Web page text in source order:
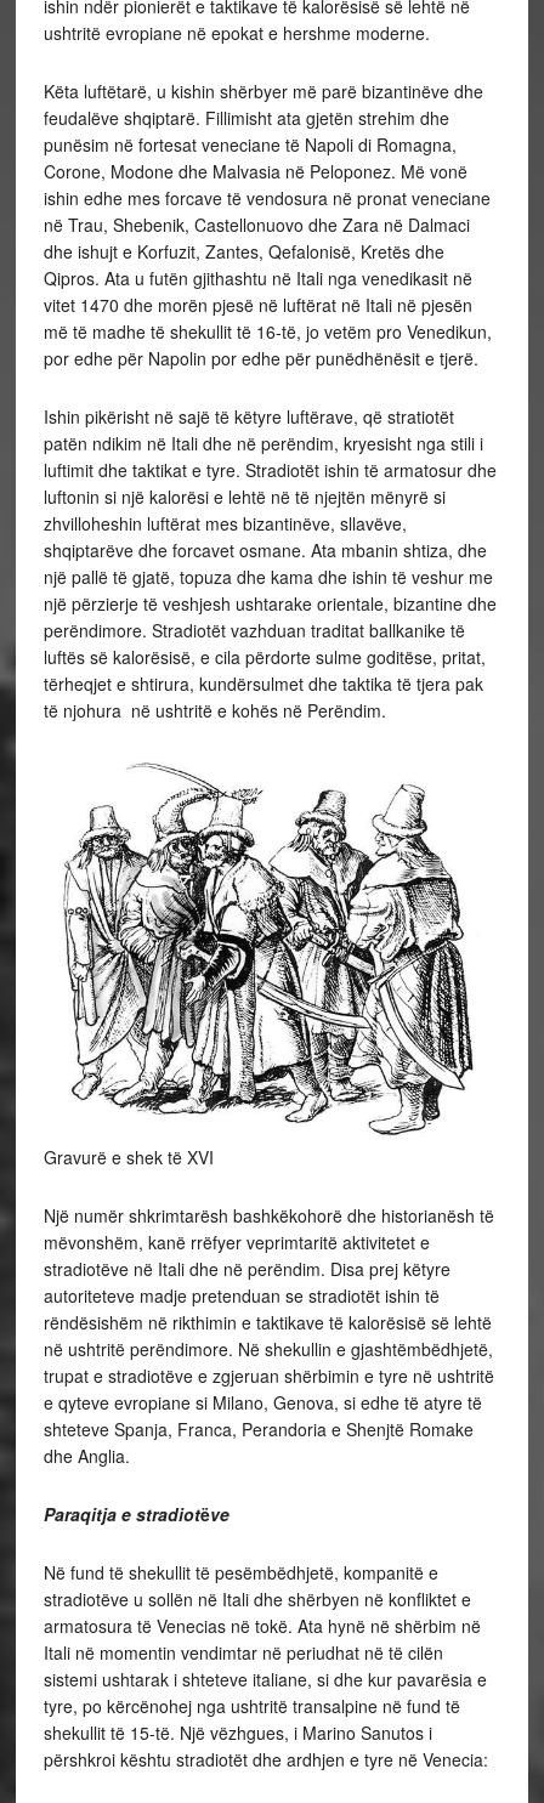
ishin ndër pionierët e taktikave të kalorësisë së lehtë në
ushtritë evropiane në epokat e hershme moderne.
Këta luftëtarë, u kishin shërbyer më parë bizantinëve dhe
feudalëve shqiptarë. Fillimisht ata gjetën strehim dhe
punësim në fortesat veneciane të Napoli di Romagna,
Corone, Modone dhe Malvasia në Peloponez. Më vonë
ishin edhe mes forcave të vendosura në pronat veneciane
në Trau, Shebenik, Castellonuovo dhe Zara në Dalmaci
dhe ishujt e Korfuzit, Zantes, Qefalonisë, Kretës dhe
Qipros. Ata u futën gjithashtu në Itali nga venedikasit në
vitet 1470 dhe morën pjesë në luftërat në Itali në pjesën
më të madhe të shekullit të 16-të, jo vetëm pro Venedikun,
por edhe për Napolin por edhe për punëdhënësit e tjerë.
Ishin pikërisht në sajë të këtyre luftërave, që stratiotët
patën ndikim në Itali dhe në perëndim, kryesisht nga stili i
luftimit dhe taktikat e tyre. Stradiotët ishin të armatosur dhe
luftonin si një kalorësi e lehtë në të njejtën mënyrë si
zhvilloheshin luftërat mes bizantinëve, sllavëve,
shqiptarëve dhe forcavet osmane. Ata mbanin shtiza, dhe
një pallë të gjatë, topuza dhe kama dhe ishin të veshur me
një përzierje të veshjesh ushtarake orientale, bizantine dhe
perëndimore. Stradiotët vazhduan traditat ballkanike të
luftës së kalorësisë, e cila përdorte sulme goditëse, pritat,
tërheqjet e shtirura, kundërsulmet dhe taktika të tjera pak
të njohura në ushtritë e kohës në Perëndim.
Gravurë e shek të XVI
Një numër shkrimtarësh bashkëkohorë dhe historianësh të
mëvonshëm, kanë rrëfyer veprimtaritë aktivitetet e
stradiotëve në Itali dhe në perëndim. Disa prej këtyre
autoriteteve madje pretenduan se stradiotët ishin të
rëndësishëm në rikthimin e taktikave të kalorësisë së lehtë
në ushtritë perëndimore. Në shekullin e gjashtëmbëdhjetë,
trupat e stradiotëve e zgjeruan shërbimin e tyre në ushtritë
e qyteve evropiane si Milano, Genova, si edhe të atyre të
shteteve Spanja, Franca, Perandoria e Shenjtë Romake
dhe Anglia.
Paraqitja e stradiotëve
Në fund të shekullit të pesëmbëdhjetë, kompanitë e
stradiotëve u sollën në Itali dhe shërbyen në konfliktet e
armatosura të Venecias në tokë. Ata hynë në shërbim në
Itali në momentin vendimtar në periudhat në të cilën
sistemi ushtarak i shteteve italiane, si dhe kur pavarësia e
tyre, po kërcënohej nga ushtritë transalpine në fund të
shekullit të 15-të. Një vëzhgues, i Marino Sanutos i
përshkroi kështu stradiotët dhe ardhjen e tyre në Venecia: